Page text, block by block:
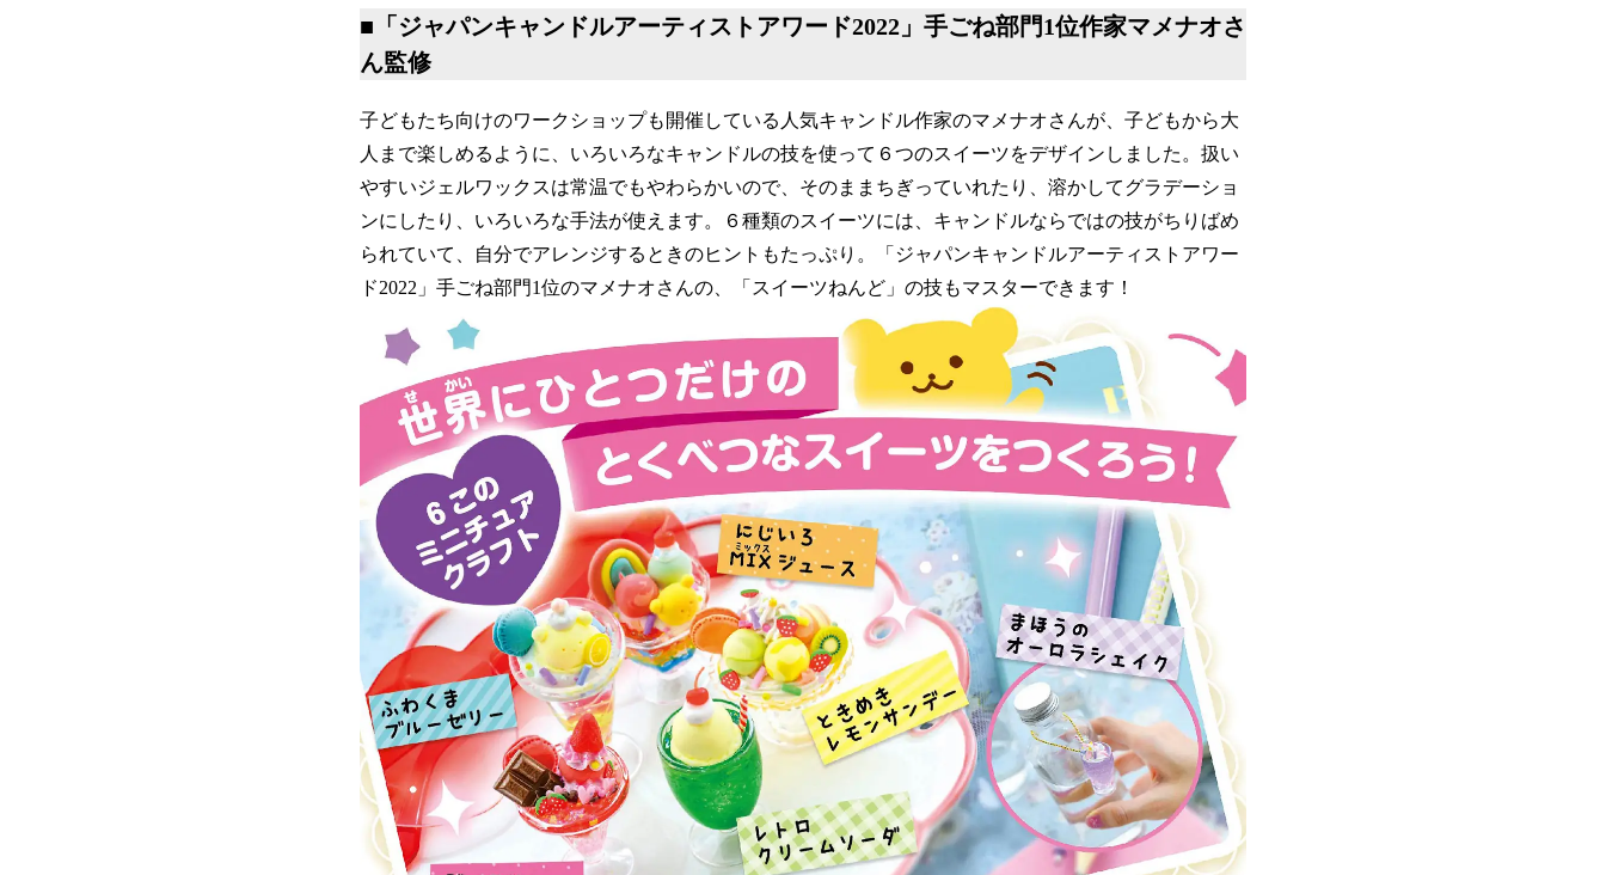
■「ジャパンキャンドルアーティストアワード2022」 手ごね部門1位作家マメナオさ
ん監修
子どもたち向けのワークショップも開催している人気キャンドル作家のマメナオさんが、子どもから大
人まで楽しめるように、いろいろなキャンドルの技を使って６つのスイーツをデザインしました。扱い
やすいジェルワックスは常温でもやわらかいので、そのままちぎっていれたり、溶かしてグラデーショ
ンにしたり、いろいろな手法が使えます。６種類のスイーツには、キャンドルならではの技がちりばめ
られていて、自分でアレンジするときのヒントもたっぷり。「ジャパンキャンドルアーティストアワー
ド2022」手ごね部門1位のマメナオさんの、「スイーツねんど」の技もマスターできます！